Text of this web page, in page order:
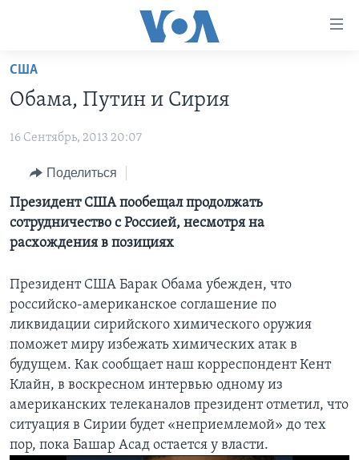
Перейти
основной
Перейти
навигации
Перейти
ГЛАВНОЕ
ПРОГРАММЫ
АМЕРИКА
НОВОСТИ ЗА МИНУТУ
ИТОГИ
ПОЧЕМУ ЭТО ВАЖНО?
ДЕТАЛИ
НЬЮ-ЙОРК NEW YORK
АМЕРИКА. БОЛЬШОЕ ПУТЕШЕСТВИЕ
ПРОЕКТЫ
УЧИМ АНГЛИЙСКИЙ
НАША АМЕРИКАНСКАЯ ИСТОРИЯ
А КАК В АМЕРИКЕ?
АМЕРИКАНСКИЕ ГОРОДКИ
ЭКСПЕРТИЗА
ИНТЕРВЬЮ
ФАКТЫ ПРОТИВ ФЕЙКОВ
УЧИМ АНГЛИЙСКИЙ
ПОДПИСКА НА НОВОСТИ
Learning English
СОЦИАЛЬНЫЕ СЕТИ
США
Обама, Путин и Сирия
16 Сентябрь, 2013 20:07
Поделиться
Президент США пообещал продолжать
сотрудничество с Россией, несмотря на
расхождения в позициях
Президент США Барак Обама убежден, что
российско-американское соглашение по
ликвидации сирийского химического оружия
поможет миру избежать химических атак в
будущем. Как сообщает наш корреспондент Кент
Клайн, в воскресном интервью одному из
американских телеканалов президент отметил, что
ситуация в Сирии будет «неприемлемой» до тех
пор, пока Башар Асад остается у власти.